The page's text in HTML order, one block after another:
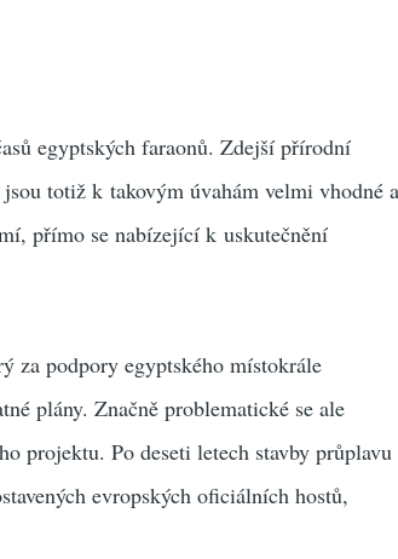
egyptských faraonů. Zdejší přírodní
totiž k takovým úvahám velmi vhodné a
přímo se nabízející k uskutečnění
za podpory egyptského místokrále
plány. Značně problematické se ale
projektu. Po deseti letech stavby průplavu
evropských oficiálních hostů,